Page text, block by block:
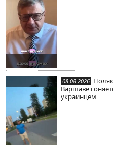
08-08-2026
Варшаве
украинцем